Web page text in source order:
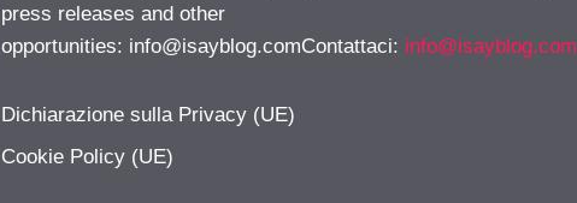
press releases and other
opportunities: info@isayblog.comContattaci: info@isayblog.com
Dichiarazione sulla Privacy (UE)
Cookie Policy (UE)